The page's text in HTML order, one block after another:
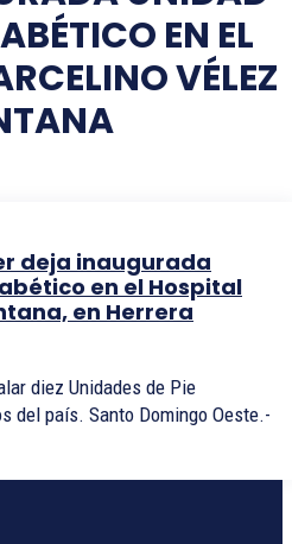
EN EL
VÉLEZ
deja inaugurada
en el Hospital
en Herrera
diez Unidades de Pie
Oeste.-